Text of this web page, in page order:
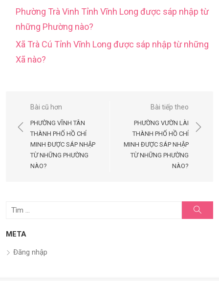
Phường Trà Vinh Tỉnh Vĩnh Long được sáp nhập từ
những Phường nào?
Xã Trà Cú Tỉnh Vĩnh Long được sáp nhập từ những
Xã nào?
Điều
hướng
bài
viết
Bài cũ hơn
PHƯỜNG VĨNH TÂN
THÀNH PHỐ HỒ CHÍ
MINH ĐƯỢC SÁP NHẬP
TỪ NHỮNG PHƯỜNG
NÀO?
Bài tiếp theo
PHƯỜNG VƯỜN LÀI
THÀNH PHỐ HỒ CHÍ
MINH ĐƯỢC SÁP NHẬP
TỪ NHỮNG PHƯỜNG
NÀO?
Tìm
quả
kiếm
META
Đăng nhập